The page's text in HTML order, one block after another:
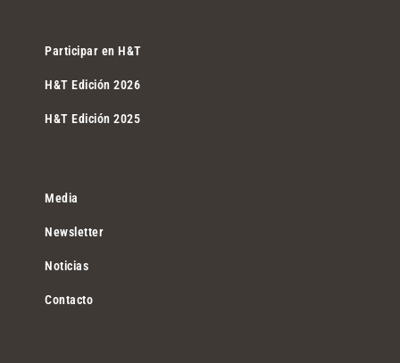
Participar en H&T
H&T Edición 2026
H&T Edición 2025
Media
Newsletter
Noticias
Contacto